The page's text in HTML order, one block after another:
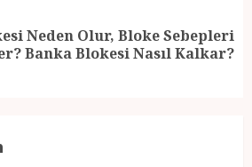
Neden Olur, Bloke Sebepleri
Banka Blokesi Nasıl Kalkar?